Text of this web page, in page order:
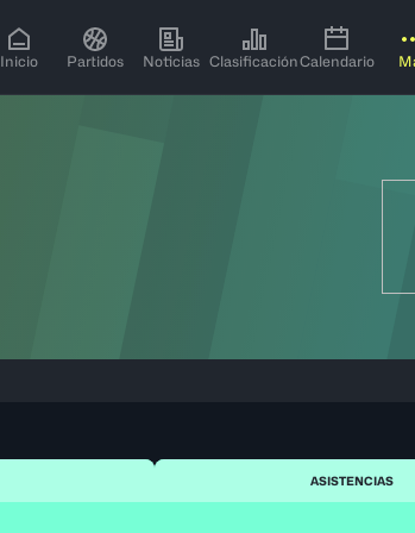
Inicio Partidos Noticias ClasificaciónCalendario
ASISTENCIAS